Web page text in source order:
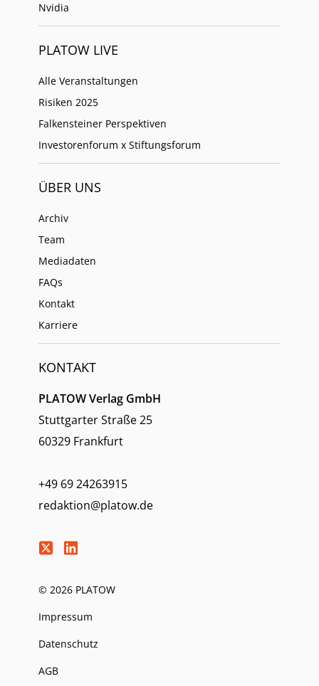
Nvidia
PLATOW LIVE
Alle Veranstaltungen
Risiken 2025
Falkensteiner Perspektiven
Investorenforum x Stiftungsforum
ÜBER UNS
Archiv
Team
Mediadaten
FAQs
Kontakt
Karriere
KONTAKT
PLATOW Verlag GmbH
Stuttgarter Straße 25
60329 Frankfurt
+49 69 24263915
redaktion@platow.de
© 2026 PLATOW
Impressum
Datenschutz
AGB